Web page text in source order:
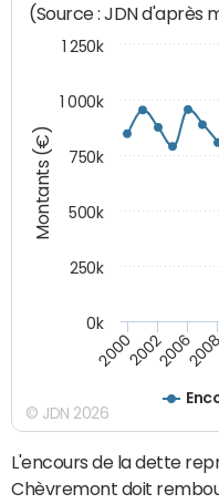
Montants (€)
(Source : JDN d'après
200020022006
0k
250k
500k
750k
1 000k
1 250k
© JDN 2026
L'encours de la dette
Chèvremont doit